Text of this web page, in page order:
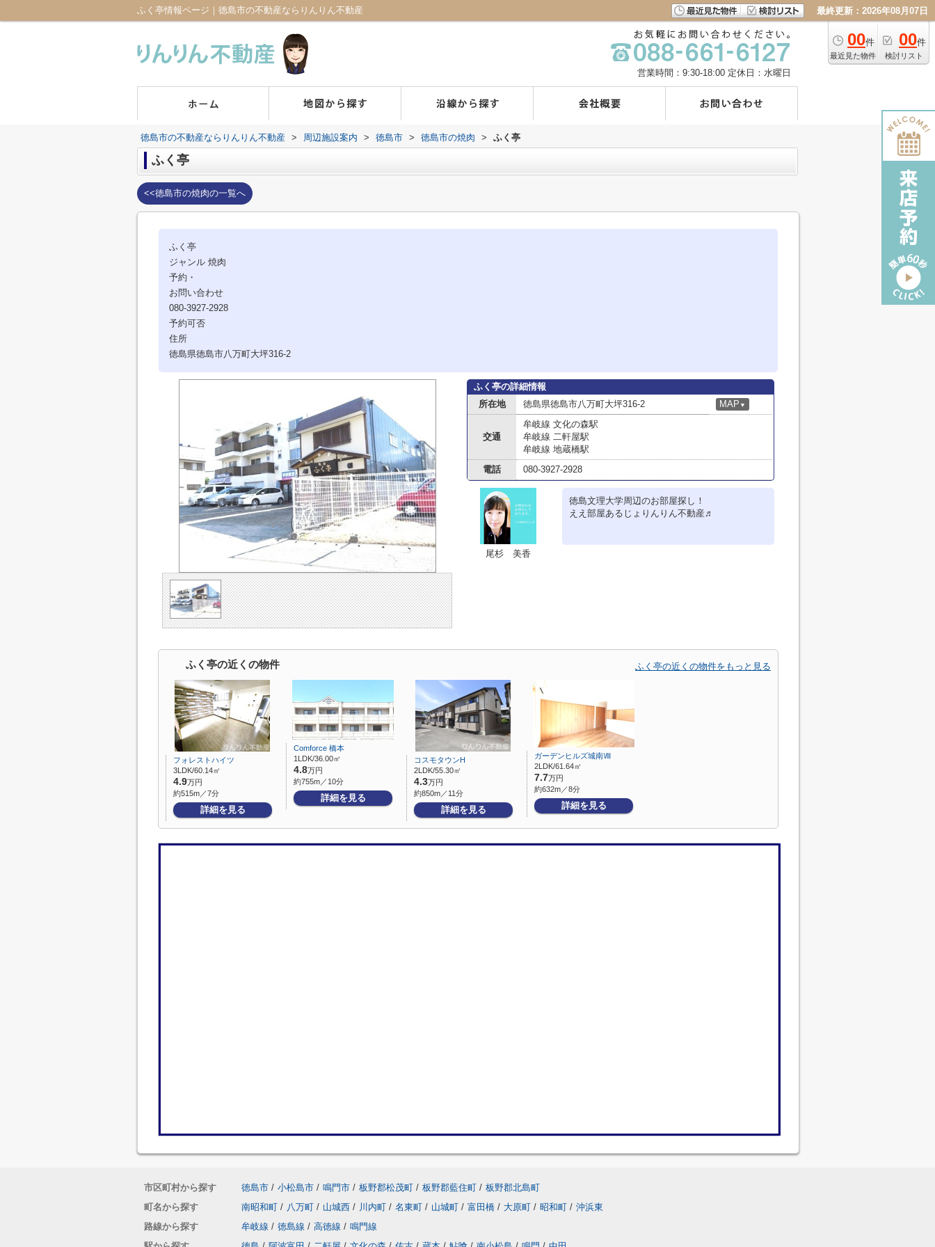
ふく亭情報ページ｜徳島市の不動産ならりんりん不動産 最終更新：2026年08月07日
00件
最近見た物件
00件
検討リスト
営業時間：9:30-18:00 定休日：水曜日
徳島市の不動産ならりんりん不動産 > 周辺施設案内 > 徳島市 > 徳島市の焼肉 > ふく亭
ふく亭
<<徳島市の焼肉の一覧へ
ふく亭
ジャンル 焼肉
予約・
お問い合わせ
080-3927-2928
予約可否
住所
徳島県徳島市八万町大坪316-2
ふく亭の詳細情報
所在地
徳島県徳島市八万町大坪316-2 MAP ▼
交通
牟岐線 文化の森駅
牟岐線 二軒屋駅
牟岐線 地蔵橋駅
電話
080-3927-2928
尾杉 美香
徳島文理大学周辺のお部屋探し！
ええ部屋あるじょりんりん不動産♬
ふく亭の近くの物件 ふく亭の近くの物件をもっと見る
フォレストハイツ
3LDK/60.14㎡
4.9万円
約515m／7分
詳細を見る
Comforce 橋本
1LDK/36.00㎡
4.8万円
約755m／10分
詳細を見る
コスモタウンH
2LDK/55.30㎡
4.3万円
約850m／11分
詳細を見る
ガーデンヒルズ城南Ⅷ
2LDK/61.64㎡
7.7万円
約632m／8分
詳細を見る
市区町村から探す 徳島市 / 小松島市 / 鳴門市 / 板野郡松茂町 / 板野郡藍住町 / 板野郡北島町
町名から探す
南昭和町 / 八万町 / 山城西 / 川内町 / 名東町 / 山城町 / 富田橋 / 大原町 / 昭和町 / 沖浜東
路線から探す
牟岐線 / 徳島線 / 高徳線 / 鳴門線